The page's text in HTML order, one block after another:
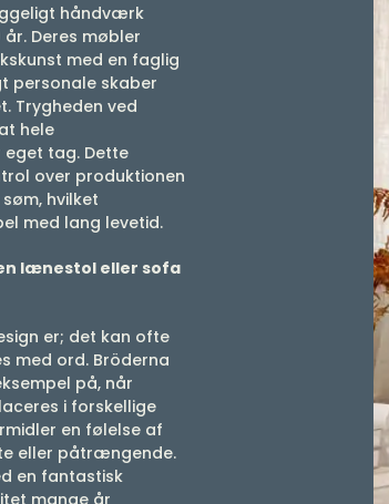
håndværk
Deres møbler
med en faglig
personale skaber
Trygheden ved
hele
tag. Dette
over produktionen
hvilket
med lang levetid.
lænestol eller sofa
er; det kan ofte
med ord. Bröderna
på, når
i forskellige
en følelse af
eller påtrængende.
en fantastisk
mange år